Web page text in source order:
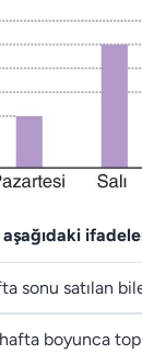
sonu satılan
boyunca